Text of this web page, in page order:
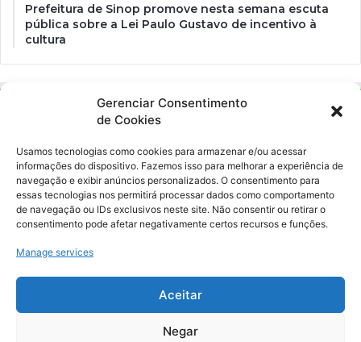
Gerenciar Consentimento
de Cookies
Usamos tecnologias como cookies para armazenar e/ou acessar
informações do dispositivo. Fazemos isso para melhorar a experiência de
navegação e exibir anúncios personalizados. O consentimento para
essas tecnologias nos permitirá processar dados como comportamento
de navegação ou IDs exclusivos neste site. Não consentir ou retirar o
consentimento pode afetar negativamente certos recursos e funções.
Manage services
Aceitar
Negar
Prefeitura de Sinop promove nesta semana escuta
pública sobre a Lei Paulo Gustavo de incentivo à
cultura
Ockara é uma plataforma multicultural e criativa. Nossa proposta é
oferecer o máximo de ferramentas para realizadores e
gerenciadores de espaços criativos e culturais.
© Merak Produções Criativas. CNPJ: 39.155.931/0001-02.